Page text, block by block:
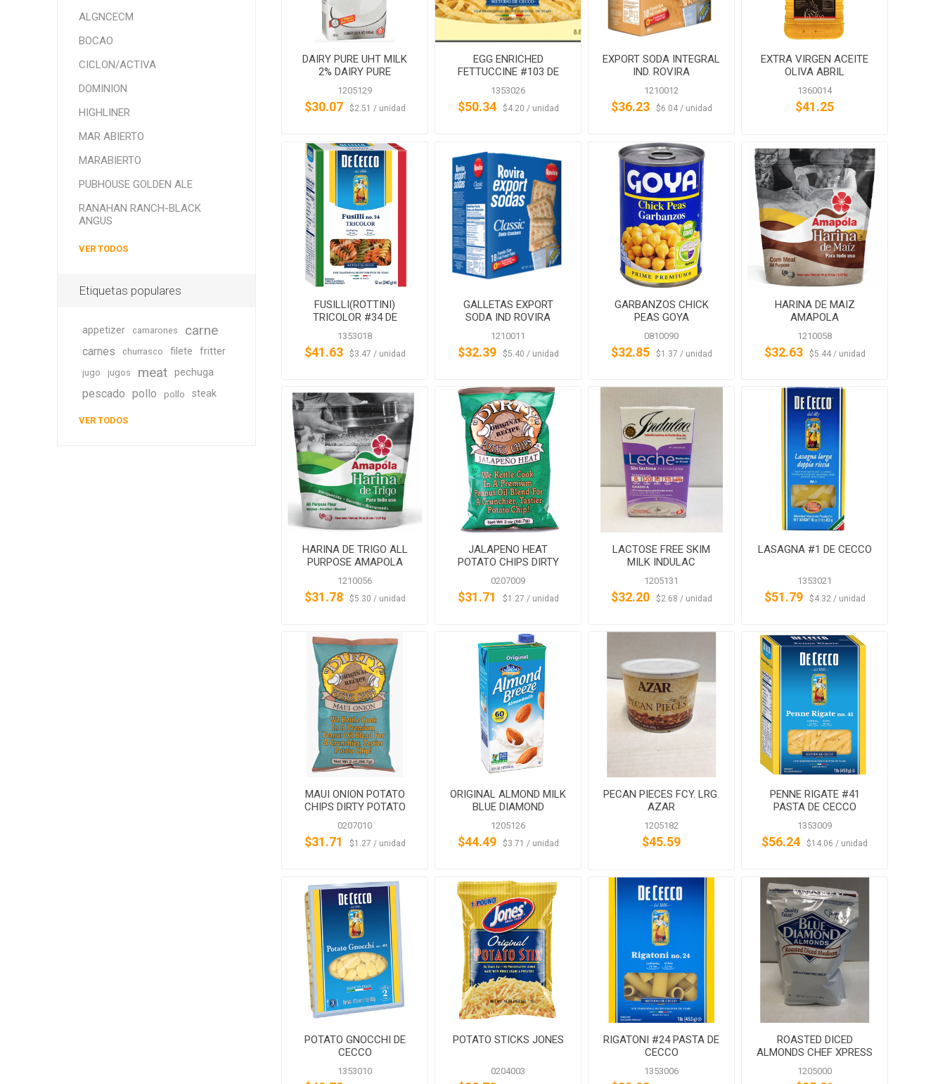
DAIRY PURE UHT MILK
2% DAIRY PURE
1205129
$30.07 ‏‏‎ ‎‏‏‎ ‎$2.51 / unidad
EGG ENRICHED
FETTUCCINE #103 DE
CECCO
1353026
$50.34 ‏‏‎ ‎‏‏‎ ‎$4.20 / unidad
EXPORT SODA INTEGRAL
IND. ROVIRA
1210012
$36.23 ‏‏‎ ‎‏‏‎ ‎$6.04 / unidad
EXTRA VIRGEN ACEITE
OLIVA ABRIL
1360014
$41.25
FUSILLI(ROTTINI)
TRICOLOR #34 DE
CECCO
1353018
$41.63 ‏‏‎ ‎‏‏‎ ‎$3.47 / unidad
GALLETAS EXPORT
SODA IND ROVIRA
1210011
$32.39 ‏‏‎ ‎‏‏‎ ‎$5.40 / unidad
GARBANZOS CHICK
PEAS GOYA
0810090
$32.85 ‏‏‎ ‎‏‏‎ ‎$1.37 / unidad
HARINA DE MAIZ
AMAPOLA
1210058
$32.63 ‏‏‎ ‎‏‏‎ ‎$5.44 / unidad
HARINA DE TRIGO ALL
PURPOSE AMAPOLA
1210056
$31.78 ‏‏‎ ‎‏‏‎ ‎$5.30 / unidad
JALAPENO HEAT
POTATO CHIPS DIRTY
POTATO CHIPS
0207009
$31.71 ‏‏‎ ‎‏‏‎ ‎$1.27 / unidad
LACTOSE FREE SKIM
MILK INDULAC
1205131
$32.20 ‏‏‎ ‎‏‏‎ ‎$2.68 / unidad
LASAGNA #1 DE CECCO
1353021
$51.79 ‏‏‎ ‎‏‏‎ ‎$4.32 / unidad
MAUI ONION POTATO
CHIPS DIRTY POTATO
CHIPS
0207010
$31.71 ‏‏‎ ‎‏‏‎ ‎$1.27 / unidad
ORIGINAL ALMOND MILK
BLUE DIAMOND
1205126
$44.49 ‏‏‎ ‎‏‏‎ ‎$3.71 / unidad
PECAN PIECES FCY. LRG.
AZAR
1205182
$45.59
PENNE RIGATE #41
PASTA DE CECCO
1353009
$56.24 ‏‏‎ ‎‏‏‎ ‎$14.06 / unidad
POTATO GNOCCHI DE
CECCO
1353010
POTATO STICKS JONES
0204003
RIGATONI #24 PASTA DE
CECCO
1353006
ROASTED DICED
ALMONDS CHEF XPRESS
1205000
ALGNCECM
BOCAO
CICLON/ACTIVA
DOMINION
HIGHLINER
MAR ABIERTO
MARABIERTO
PUBHOUSE GOLDEN ALE
RANAHAN RANCH-BLACK
ANGUS
VER TODOS
Etiquetas populares
appetizer camarones carne
carnes churrasco filete fritter
jugo jugos meat pechuga
pescado pollo pollo steak
VER TODOS